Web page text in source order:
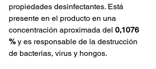
propiedades desinfectantes. Está
presente en el producto en una
concentración aproximada del 0,1076
% y es responsable de la destrucción
de bacterias, virus y hongos.